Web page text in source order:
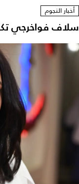
أخبار النجوم
سلاف فواخرجي